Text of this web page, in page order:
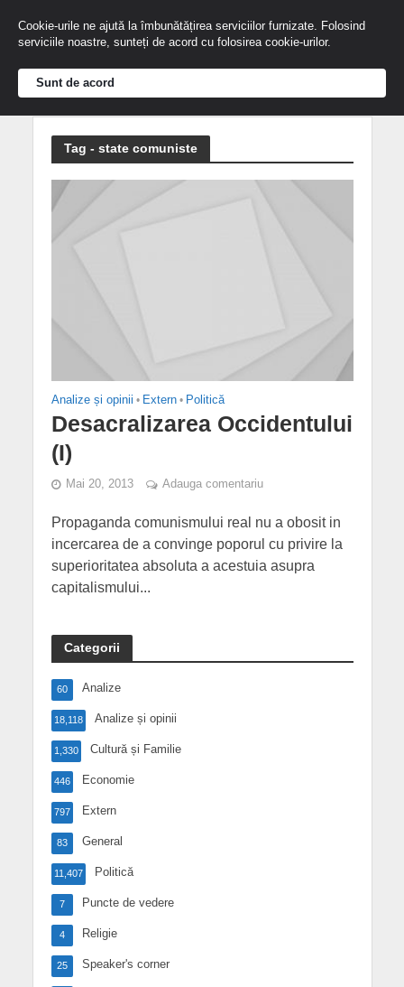
Tag - state comuniste
Analize și opinii • Extern • Politică
Desacralizarea Occidentului
(I)
Mai 20, 2013 Adauga comentariu
Propaganda comunismului real nu a obosit in
incercarea de a convinge poporul cu privire la
superioritatea absoluta a acestuia asupra
capitalismului...
Categorii
Analize
60
Analize și opinii
18,118
Cultură și Familie
1,330
Economie
446
Extern
797
General
83
Politică
11,407
Puncte de vedere
7
Religie
4
Speaker's corner
25
Cookie-urile ne ajută la îmbunătățirea serviciilor furnizate. Folosind
serviciile noastre, sunteți de acord cu folosirea cookie-urilor.
Sunt de acord